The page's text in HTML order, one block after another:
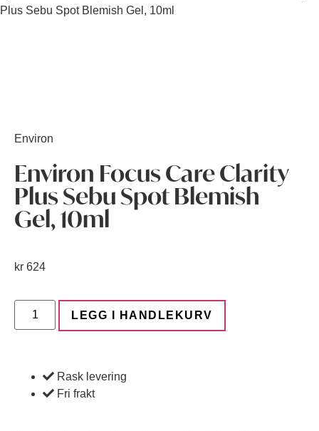
Plus Sebu Spot Blemish Gel, 10ml
Environ
Environ Focus Care Clarity
Plus Sebu Spot Blemish
Gel, 10ml
kr 624
LEGG I HANDLEKURV
Rask levering
Fri frakt